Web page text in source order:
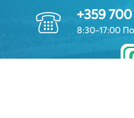
+359 700
8:30-17:00